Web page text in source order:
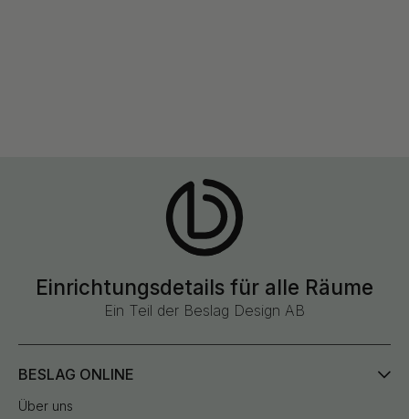
Einrichtungsdetails für alle Räume
Ein Teil der Beslag Design AB
BESLAG ONLINE
Über uns